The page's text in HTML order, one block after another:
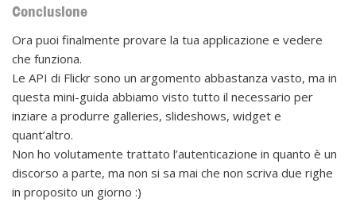
Conclusione
Ora puoi finalmente provare la tua applicazione e vedere
che funziona.
Le API di Flickr sono un argomento abbastanza vasto, ma in
questa mini-guida abbiamo visto tutto il necessario per
inziare a produrre galleries, slideshows, widget e
quant’altro.
Non ho volutamente trattato l’autenticazione in quanto è un
discorso a parte, ma non si sa mai che non scriva due righe
in proposito un giorno :)